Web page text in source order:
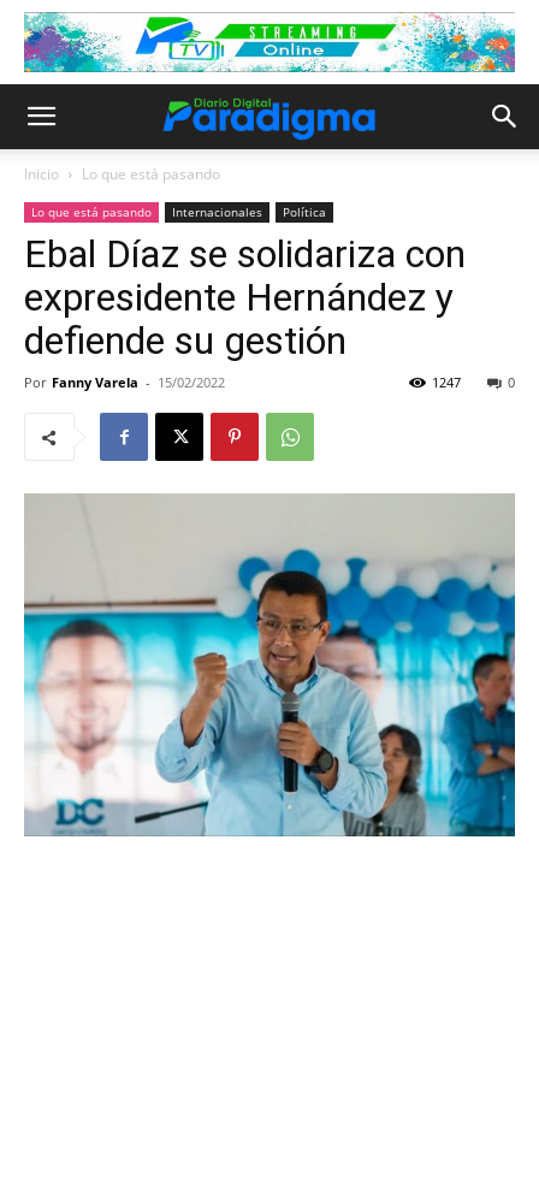
Inicio Lo que está pasando
Lo que está pasando Internacionales Política
Ebal Díaz se solidariza con
expresidente Hernández y
defiende su gestión
Por Fanny Varela - 15/02/2022 0
1247